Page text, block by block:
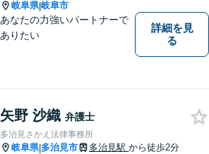
岐阜県|岐阜市
あなたの力強いパートナーで
ありたい
詳細を見
る
矢野 沙織 弁護士
多治見さかえ法律事務所
岐阜県|多治見市 多治見駅 から徒歩2分